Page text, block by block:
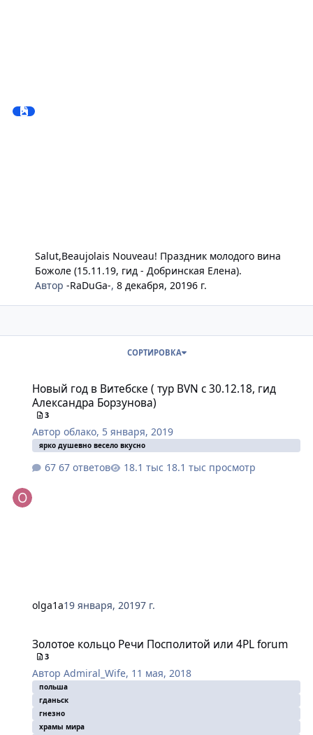
Salut,Beaujolais Nouveau! Праздник молодого вина
Божоле (15.11.19, гид - Добринская Елена).
Автор-RaDuGa-,8 декабря, 20196 г.
СОРТИРОВКА
Новый год в Витебске ( тур BVN c 30.12.18, гид
Александра Борзунова)
3
Автороблако, 5 января, 2019
ярко душевно весело вкусно
67 ответов 18.1 тыс просмотр
olga1a19 января, 20197 г.
Золотое кольцо Речи Посполитой или 4PL forum
3
АвторAdmiral_Wife, 11 мая, 2018
польша
гданьск
гнезно
храмы мира